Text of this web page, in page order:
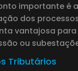
importante é
dos
vantajosa
ou
Tributários